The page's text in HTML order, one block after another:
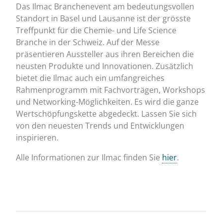
Das Ilmac Branchenevent am bedeutungsvollen
Standort in Basel und Lausanne ist der grösste
Treffpunkt für die Chemie- und Life Science
Branche in der Schweiz. Auf der Messe
präsentieren Aussteller aus ihren Bereichen die
neusten Produkte und Innovationen. Zusätzlich
bietet die Ilmac auch ein umfangreiches
Rahmenprogramm mit Fachvorträgen, Workshops
und Networking-Möglichkeiten. Es wird die ganze
Wertschöpfungskette abgedeckt. Lassen Sie sich
von den neuesten Trends und Entwicklungen
inspirieren.
Alle Informationen zur Ilmac finden Sie hier.